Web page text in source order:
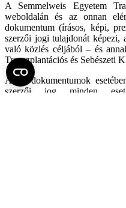
A Semmelweis Egyetem
weboldalán és az onnan
dokumentum (írásos, képi,
szerzői jogi tulajdonát képezi,
való közlés céljából – és
Transzplantációs és Sebészeti
Azon dokumentumok
szerzői jog minden